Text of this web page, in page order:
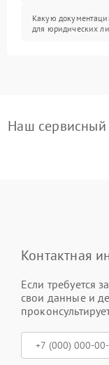
Какую
для юридических
Наш сервисный
Контактная
Если требуется
свои данные и